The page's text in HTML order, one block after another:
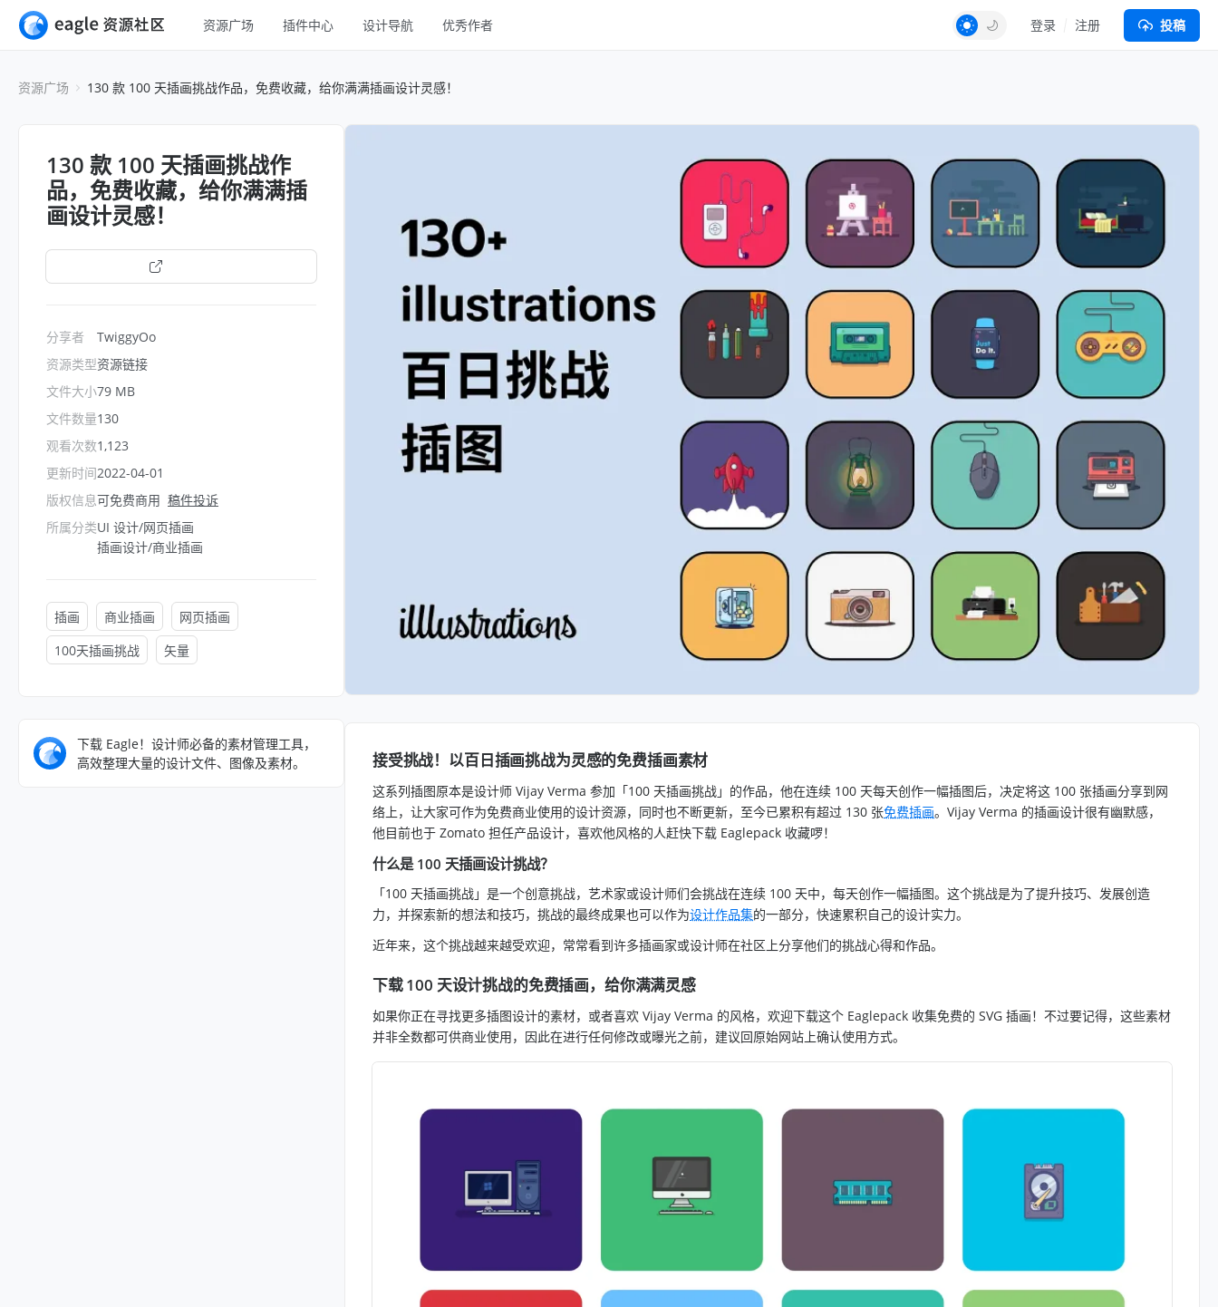
资源广场
插画设计
游戏设计
网页 UI
其他
插件中心 设计导航 优秀作者 登录 注册 投稿
资源广场 130 款 100 天插画挑战作品，免费收藏，给你满满插画设计灵感！
130 款 100 天插画挑战作
品，免费收藏，给你满满插
画设计灵感！
分享者
资源类型
文件大小
文件数量
观看次数
更新时间
版权信息
所属分类
TwiggyOo
资源链接
79 MB
130
1,123
2022-04-01
可免费商用 稿件投诉
UI 设计/网页插画
插画设计/商业插画
插画 商业插画
网页插画
100天插画挑战
矢量
下载 Eagle！设计师必备的素材管理工具，
高效整理大量的设计文件、图像及素材。
接受挑战！以百日插画挑战为灵感的免费插画素材
这系列插图原本是设计师 Vijay Verma 参加「100 天插画挑战」的作品，他在连续 100 天每天创作一幅插图后，决定将这 100 张插画分享到网
络上，让大家可作为免费商业使用的设计资源，同时也不断更新，至今已累积有超过 130 张免费插画。Vijay Verma 的插画设计很有幽默感，
他目前也于 Zomato 担任产品设计，喜欢他风格的人赶快下载 Eaglepack 收藏啰！
什么是 100 天插画设计挑战？
「100 天插画挑战」是一个创意挑战，艺术家或设计师们会挑战在连续 100 天中，每天创作一幅插图。这个挑战是为了提升技巧、发展创造
力，并探索新的想法和技巧，挑战的最终成果也可以作为设计作品集的一部分，快速累积自己的设计实力。
近年来，这个挑战越来越受欢迎，常常看到许多插画家或设计师在社区上分享他们的挑战心得和作品。
下载 100 天设计挑战的免费插画，给你满满灵感
如果你正在寻找更多插图设计的素材，或者喜欢 Vijay Verma 的风格，欢迎下载这个 Eaglepack 收集免费的 SVG 插画！不过要记得，这些素材
并非全数都可供商业使用，因此在进行任何修改或曝光之前，建议回原始网站上确认使用方式。